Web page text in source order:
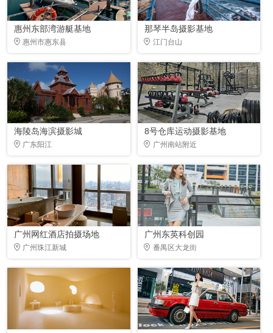
惠州东部湾游艇基地
惠州市惠东县
那琴半岛摄影基地
江门台山
海陵岛海滨摄影城
广东阳江
8号仓库运动摄影基地
广州南站附近
广州网红酒店拍摄场地
广州珠江新城
广州东英科创园
番禺区大龙街